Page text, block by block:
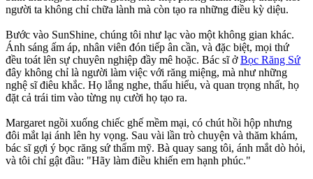
người ta không chỉ chữa lành mà còn tạo ra những điều kỳ diệu.
Bước vào SunShine, chúng tôi như lạc vào một không gian khác.
Ánh sáng ấm áp, nhân viên đón tiếp ân cần, và đặc biệt, mọi thứ
đều toát lên sự chuyên nghiệp đầy mê hoặc. Bác sĩ ởBọc Răng Sứ
đây không chỉ là người làm việc với răng miệng, mà như những
nghệ sĩ điêu khắc. Họ lắng nghe, thấu hiểu, và quan trọng nhất, họ
đặt cả trái tim vào từng nụ cười họ tạo ra.
Margaret ngồi xuống chiếc ghế mềm mại, có chút hồi hộp nhưng
đôi mắt lại ánh lên hy vọng. Sau vài lần trò chuyện và thăm khám,
bác sĩ gợi ý bọc răng sứ thẩm mỹ. Bà quay sang tôi, ánh mắt dò hỏi,
và tôi chỉ gật đầu: "Hãy làm điều khiến em hạnh phúc."